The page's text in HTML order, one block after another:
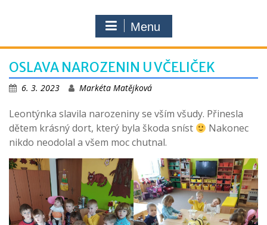
Menu
OSLAVA NAROZENIN U VČELIČEK
6. 3. 2023 Markéta Matějková
Leontýnka slavila narozeniny se vším všudy. Přinesla
dětem krásný dort, který byla škoda sníst
Nakonec
nikdo neodolal a všem moc chutnal.